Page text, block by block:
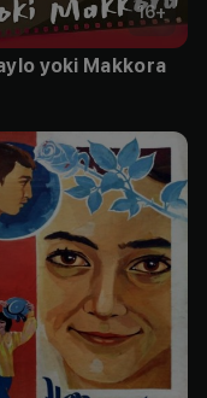
16+
yoki Makkora